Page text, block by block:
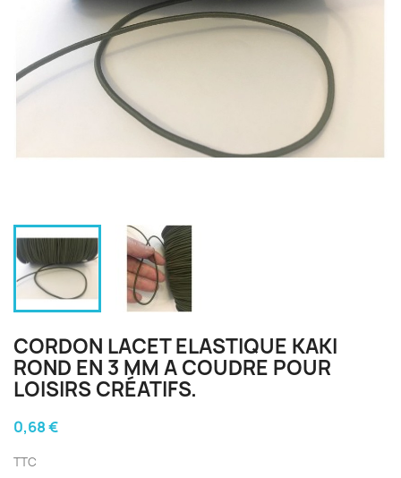
CORDON LACET ELASTIQUE KAKI
ROND EN 3 MM A COUDRE POUR
LOISIRS CRÉATIFS.
0,68 €
TTC